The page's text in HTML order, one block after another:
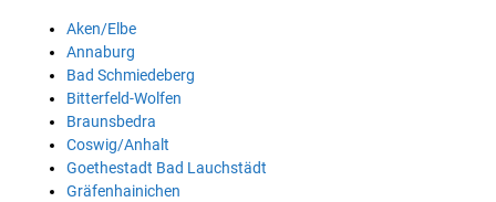
Aken/Elbe
Annaburg
Bad Schmiedeberg
Bitterfeld-Wolfen
Braunsbedra
Coswig/Anhalt
Goethestadt Bad Lauchstädt
Gräfenhainichen